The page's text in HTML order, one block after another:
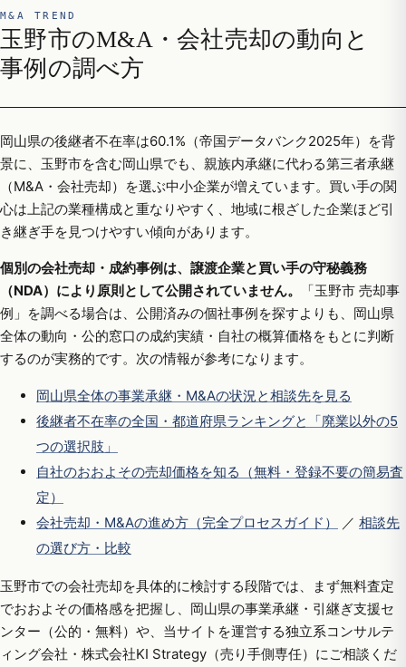
M&A TREND
玉野市のM&A・会社売却の動向と
事例の調べ方
岡山県の後継者不在率は60.1%（帝国データバンク2025年）を背
景に、玉野市を含む岡山県でも、親族内承継に代わる第三者承継
（M&A・会社売却）を選ぶ中小企業が増えています。買い手の関
心は上記の業種構成と重なりやすく、地域に根ざした企業ほど引
き継ぎ手を見つけやすい傾向があります。
個別の会社売却・成約事例は、譲渡企業と買い手の守秘義務
（NDA）により原則として公開されていません。
「玉野市 売却事
例」を調べる場合は、公開済みの個社事例を探すよりも、岡山県
全体の動向・公的窓口の成約実績・自社の概算価格をもとに判断
するのが実務的です。次の情報が参考になります。
岡山県全体の事業承継・M&Aの状況と相談先を見る
後継者不在率の全国・都道府県ランキングと「廃業以外の5
つの選択肢」
自社のおおよその売却価格を知る（無料・登録不要の簡易査
定）
会社売却・M&Aの進め方（完全プロセスガイド）
／ 相談先
の選び方・比較
玉野市での会社売却を具体的に検討する段階では、まず無料査定
でおおよその価格感を把握し、岡山県の事業承継・引継ぎ支援セ
ンター（公的・無料）や、当サイトを運営する独立系コンサルテ
ィング会社・株式会社KI Strategy（売り手側専任）にご相談くだ